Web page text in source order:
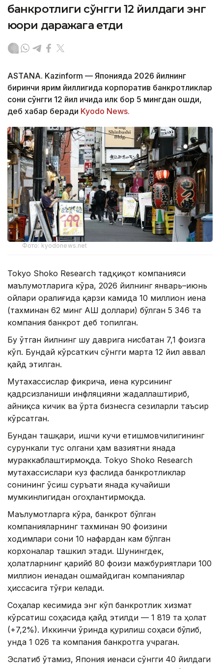
банкротлиги сўнгги 12 йилдаги энг
юқори даражага етди
ASTANA. Kazinform — Японияда 2026 йилнинг
биринчи ярим йиллигида корпоратив банкротликлар
сони сўнгги 12 йил ичида илк бор 5 мингдан ошди,
деб хабар беради Kyodo News.
Фото: kyodonews.net
Tokyo Shoko Research тадқиқот компанияси
маълумотларига кўра, 2026 йилнинг январь–июнь
ойлари оралиғида қарзи камида 10 миллион иена
(тахминан 62 минг АҚШ доллари) бўлган 5 346 та
компания банкрот деб топилган.
Бу ўтган йилнинг шу даврига нисбатан 7,1 фоизга
кўп. Бундай кўрсаткич сўнгги марта 12 йил аввал
қайд этилган.
Мутахассислар фикрича, иена курсининг
қадрсизланиши инфляцияни жадаллаштириб,
айниқса кичик ва ўрта бизнесга сезиларли таъсир
кўрсатган.
Бундан ташқари, ишчи кучи етишмовчилигининг
сурункали тус олгани ҳам вазиятни янада
мураккаблаштирмоқда. Tokyo Shoko Research
мутахассислари куз фаслида банкротликлар
сонининг ўсиш суръати янада кучайиши
мумкинлигидан огоҳлантирмоқда.
Маълумотларга кўра, банкрот бўлган
компанияларнинг тахминан 90 фоизини
ходимлари сони 10 нафардан кам бўлган
корхоналар ташкил этади. Шунингдек,
ҳолатларнинг қарийб 80 фоизи мажбуриятлари 100
миллион иенадан ошмайдиган компаниялар
ҳиссасига тўғри келади.
Соҳалар кесимида энг кўп банкротлик хизмат
кўрсатиш соҳасида қайд этилди — 1 819 та ҳолат
(+7,2%). Иккинчи ўринда қурилиш соҳаси бўлиб,
унда 1 026 та компания банкротга учраган.
Эслатиб ўтамиз, Япония иенаси сўнгги 40 йилдаги